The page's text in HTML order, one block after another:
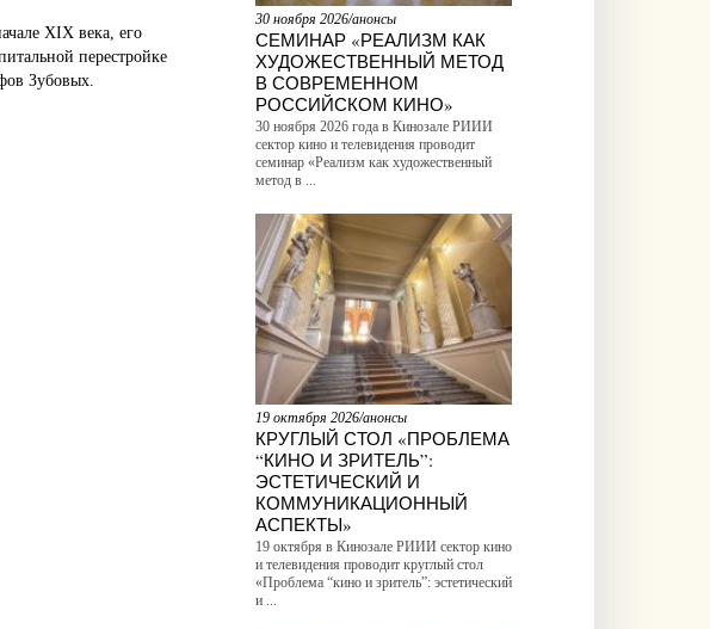
30 ноября 2026/анонсы
СЕМИНАР «РЕАЛИЗМ КАК
ХУДОЖЕСТВЕННЫЙ МЕТОД
В СОВРЕМЕННОМ
РОССИЙСКОМ КИНО»
30 ноября 2026 года в Кинозале РИИИ
сектор кино и телевидения проводит
семинар «Реализм как художественный
метод в ...
19 октября 2026/анонсы
КРУГЛЫЙ СТОЛ «ПРОБЛЕМА
“КИНО И ЗРИТЕЛЬ”:
ЭСТЕТИЧЕСКИЙ И
КОММУНИКАЦИОННЫЙ
АСПЕКТЫ»
19 октября в Кинозале РИИИ сектор кино
и телевидения проводит круглый стол
«Проблема “кино и зритель”: эстетический
и ...
XIX века, его
перестройке
Зубовых.